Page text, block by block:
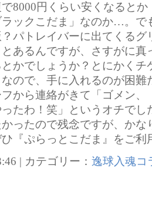
8000円くらい安くなると
ックこだま」なのか…。で
パトレイバーに出てくるグ
あるんですが、さすがに真
かでしょうか？とにかくチ
ので、手に入れるのが困難
から連絡がきて「ゴメン、
たわ！笑」というオチでし
ったので残念ですが、かな
『ぷらっとこだま』をご利
| カテゴリー： 逸球入魂コ